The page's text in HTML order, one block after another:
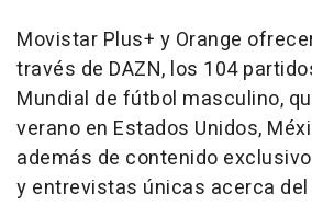
Movistar Plus+ y Orange
través de DAZN, los 104
Mundial de fútbol masculino,
verano en Estados Unidos,
además de contenido
y entrevistas únicas acerca del